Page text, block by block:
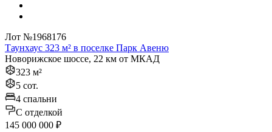
Лот №1968176
Таунхаус 323 м² в поселке Парк Авеню
Новорижское шоссе, 22 км от МКАД
323 м²
5 сот.
4 спальни
C отделкой
145 000 000 ₽